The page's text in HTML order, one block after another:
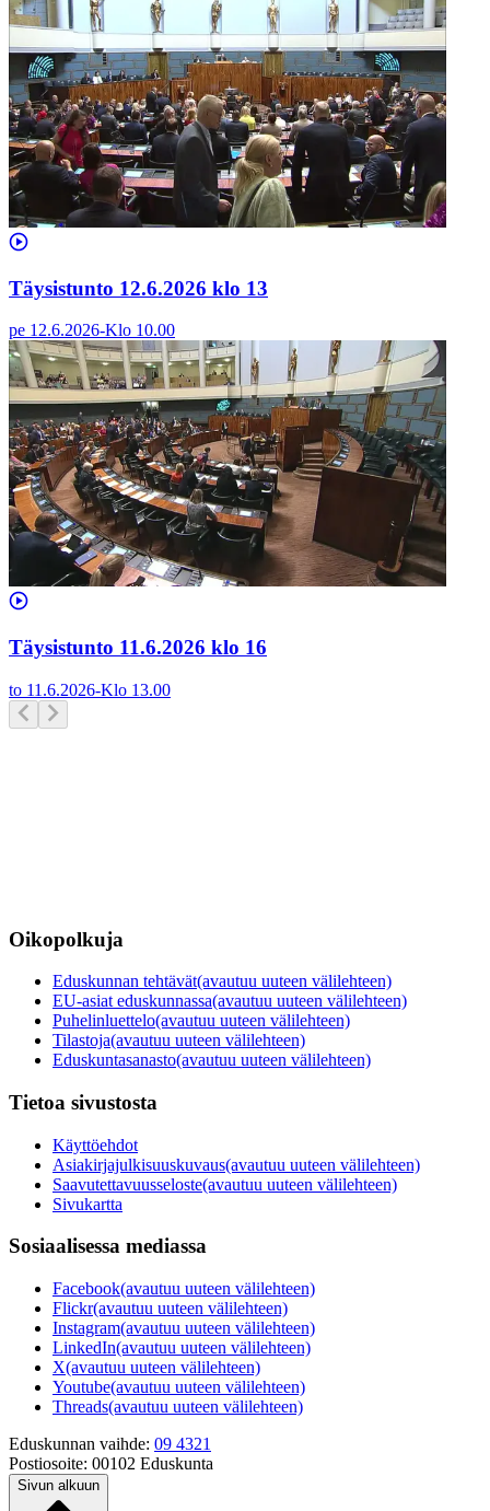
Täysistunto 12.6.2026 klo 13
pe 12.6.2026-Klo 10.00
Täysistunto 11.6.2026 klo 16
to 11.6.2026-Klo 13.00
Oikopolkuja
Eduskunnan tehtävät(avautuu uuteen välilehteen)
EU-asiat eduskunnassa(avautuu uuteen välilehteen)
Puhelinluettelo(avautuu uuteen välilehteen)
Tilastoja(avautuu uuteen välilehteen)
Eduskuntasanasto(avautuu uuteen välilehteen)
Tietoa sivustosta
Käyttöehdot
Asiakirjajulkisuuskuvaus(avautuu uuteen välilehteen)
Saavutettavuusseloste(avautuu uuteen välilehteen)
Sivukartta
Sosiaalisessa mediassa
Facebook(avautuu uuteen välilehteen)
Flickr(avautuu uuteen välilehteen)
Instagram(avautuu uuteen välilehteen)
LinkedIn(avautuu uuteen välilehteen)
X(avautuu uuteen välilehteen)
Youtube(avautuu uuteen välilehteen)
Threads(avautuu uuteen välilehteen)
Eduskunnan vaihde: 09 4321
Postiosoite: 00102 Eduskunta
Sivun alkuun